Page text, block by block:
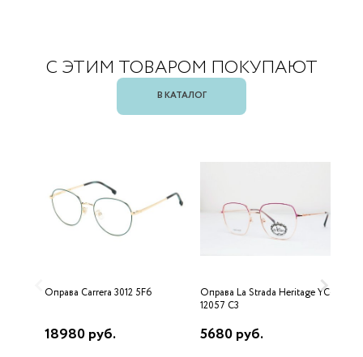
С ЭТИМ ТОВАРОМ ПОКУПАЮТ
В КАТАЛОГ
Оправа Carrera 3012 5F6
18980 руб.
Оправа La Strada Heritage YC-
12057 C3
5680 руб.